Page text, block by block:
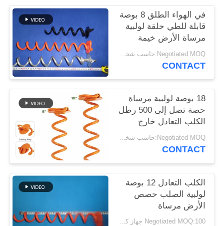
POLICY
في الهواء الطلق 8 بوصة
قابلة للطي حلقة لولبية
مرساة الأرض خيمة
الرهانات الثقيلة
Negotiated MOQ:حاسب شخصي 1
CONTACT
18 بوصة لولبية مرساة
حصة تصل إلى 500 رطل
الكلب التعادل خارج
Negotiated MOQ:حاسب شخصي 1
CONTACT
الكلب التعادل 12 بوصة
لولبية الصلب حصص
الأرض مرساة
Negotiated MOQ:100 جهاز كمبيوتر شخصى